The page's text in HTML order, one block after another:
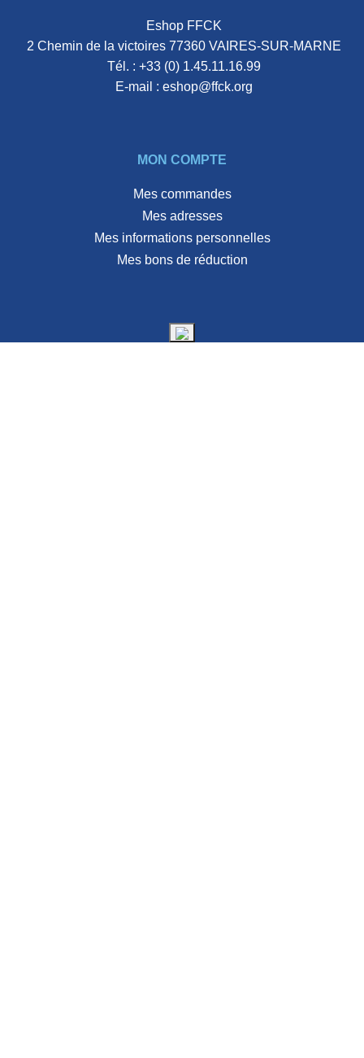
Eshop FFCK
2 Chemin de la victoires 77360 VAIRES-SUR-MARNE
Tél. : +33 (0) 1.45.11.16.99
E-mail : eshop@ffck.org
MON COMPTE
Mes commandes
Mes adresses
Mes informations personnelles
Mes bons de réduction